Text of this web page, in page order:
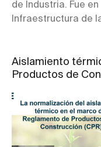
de Industria. Fue
Infraestructura de
Aislamiento
Productos de